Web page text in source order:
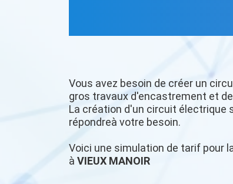
Vous avez besoin de créer un
gros travaux d'encastrement et
La création d'un circuit électrique
répondreà votre besoin.
Voici une simulation de tarif pour
à VIEUX MANOIR